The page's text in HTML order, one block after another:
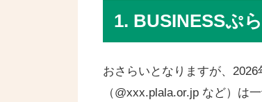
1. BUSINESSぷ
おさらいとなりますが、
（@xxx.plala.or.jp など）は